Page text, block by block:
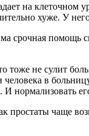
на
хуже. У
срочная помощь
не сулит
в
нормализовать
простаты чаще